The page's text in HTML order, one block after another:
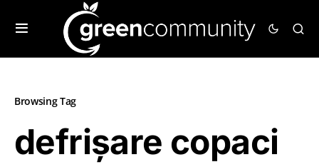
Browsing Tag
defrișare copaci